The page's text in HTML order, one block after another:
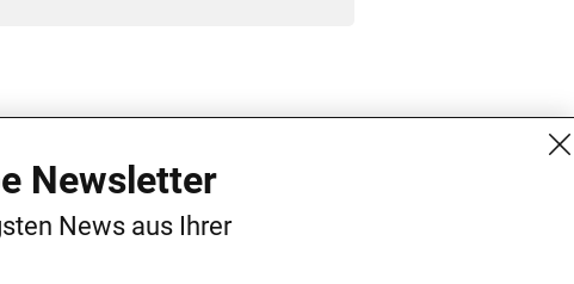
Burgring 1/7
Newsletter
News aus Ihrer